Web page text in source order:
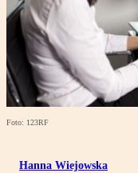
Foto: 123RF
Hanna Wiejowska